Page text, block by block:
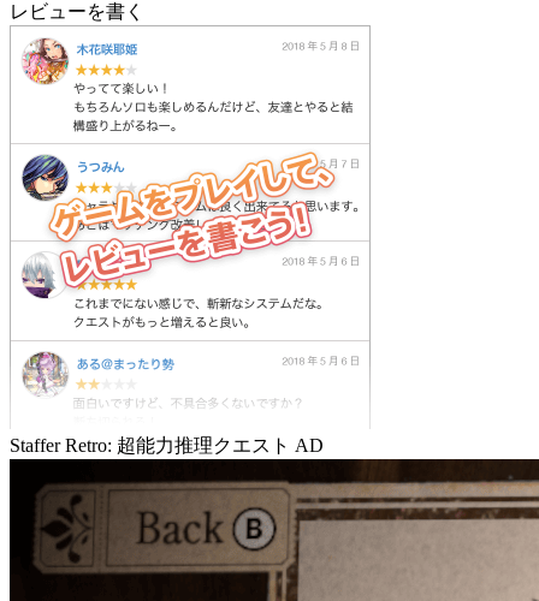
レビューを書く
Staffer Retro: 超能力推理クエスト AD